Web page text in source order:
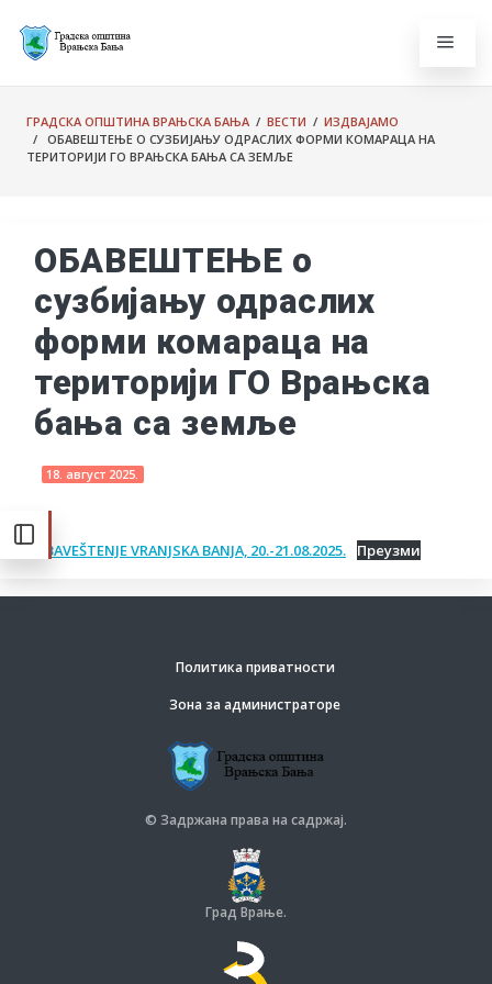
ГРАДСКА ОПШТИНА ВРАЊСКА БАЊА / ВЕСТИ / ИЗДВАЈАМО
/ ОБАВЕШТЕЊЕ О СУЗБИЈАЊУ ОДРАСЛИХ ФОРМИ КОМАРАЦА НА
ТЕРИТОРИЈИ ГО ВРАЊСКА БАЊА СА ЗЕМЉЕ
ОБАВЕШТЕЊЕ о
сузбијању одраслих
форми комараца на
територији ГО Врањска
бања са земље
18. август 2025.
OBAVEŠTENJE VRANJSKA BANJA, 20.-21.08.2025. Преузми
Политика приватности
Зона за администраторе
© Задржана права на садржај.
Град Врање.